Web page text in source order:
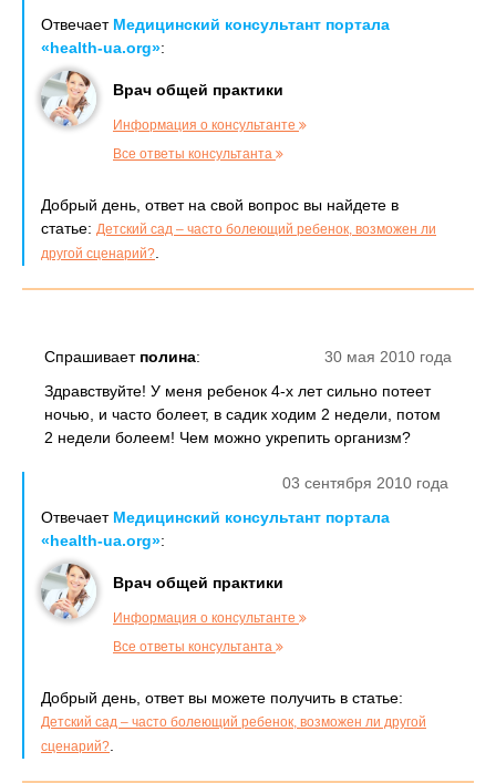
Отвечает Медицинский консультант портала
«health-ua.org»:
Врач общей практики
Информация о консультанте
Все ответы консультанта
Добрый день, ответ на свой вопрос вы найдете в
статье: Детский сад – часто болеющий ребенок, возможен ли
другой сценарий?
30 мая 2010 года
Спрашивает полина:
Здравствуйте! У меня ребенок 4-х лет сильно потеет
ночью, и часто болеет, в садик ходим 2 недели, потом
2 недели болеем! Чем можно укрепить организм?
03 сентября 2010 года
Отвечает Медицинский консультант портала
«health-ua.org»:
Врач общей практики
Информация о консультанте
Все ответы консультанта
Добрый день, ответ вы можете получить в статье:
Детский сад – часто болеющий ребенок, возможен ли другой
сценарий?